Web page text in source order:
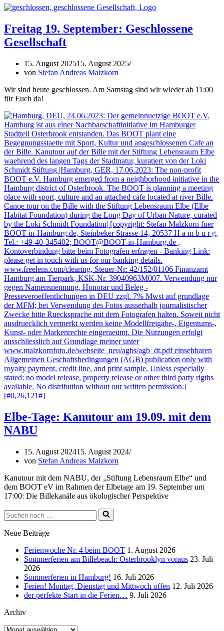
Freitag 19. September: Geschlossene
Gesellschaft
15. August 202515. August 2025
von Stefan Andreas Malzkorn
Wir sind heute geschlossen. Am Samstag sind wir wieder ab 11:00
für Euch da!
Elbe-Tage: Kanutour am 19.09. mit dem
NABU
15. August 202415. August 2024
von Stefan Andreas Malzkorn
Kanutour mit dem NABU, der „Stiftung Lebensraum Elbe“ und
dem BOOT eV im Rahmen der Elbetage am 19. September um
17:00: Die Billekanäle aus ökologischer Perspektive
Suchen
nach …
Neue Beiträge
Ferienwoche Nr. 4 beim BOOT 1. August 2026
Sommerferien am Billebeach: Osterbrooklyn voraus 23. Juli
2026
Sommerferien in Hamburg! 16. Juli 2026
Ferien! Montag, Dienstag und Mittwoch offen 12. Juli 2026
der perfekte Start in die Ferien… 9. Juli 2026
Archiv
Archiv